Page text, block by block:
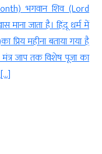
भगवान शिव (Lord
जाता है। हिंदू धर्म में
महीना बताया गया है
जाप तक विशेष पूजा का